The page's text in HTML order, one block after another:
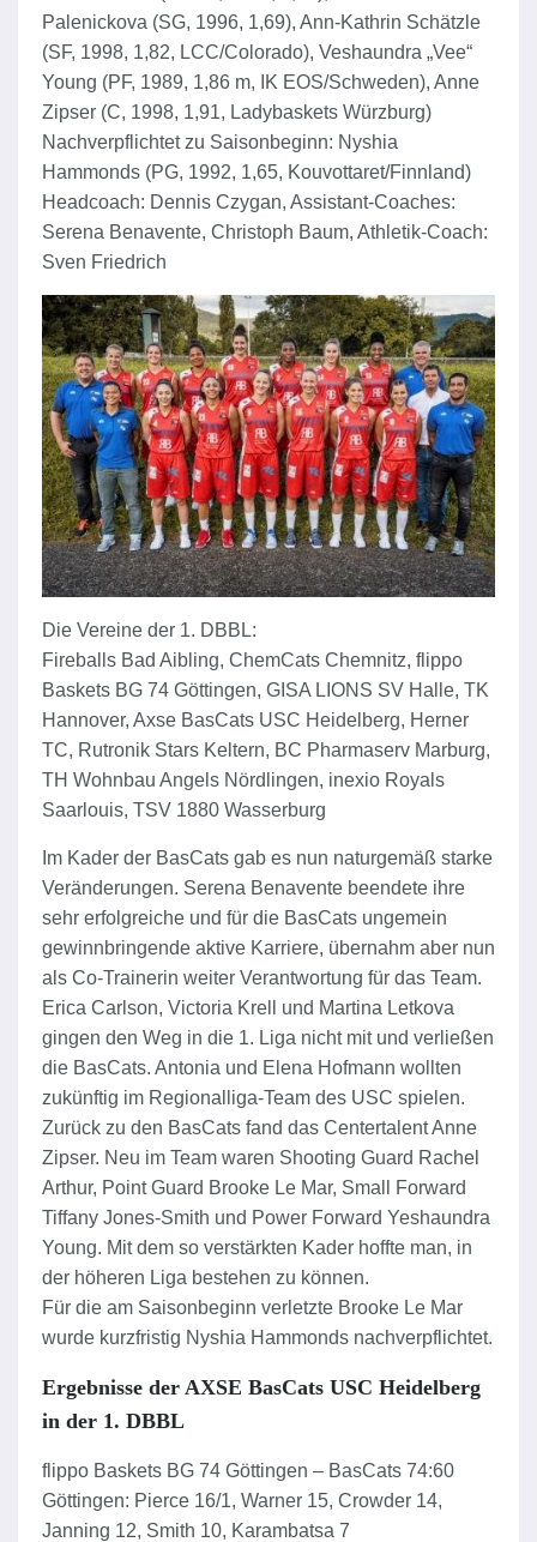
Palenickova (SG, 1996, 1,69), Ann-Kathrin Schätzle
(SF, 1998, 1,82, LCC/Colorado), Veshaundra „Vee“
Young (PF, 1989, 1,86 m, IK EOS/Schweden), Anne
Zipser (C, 1998, 1,91, Ladybaskets Würzburg)
Nachverpflichtet zu Saisonbeginn: Nyshia
Hammonds (PG, 1992, 1,65, Kouvottaret/Finnland)
Headcoach: Dennis Czygan, Assistant-Coaches:
Serena Benavente, Christoph Baum, Athletik-Coach:
Sven Friedrich
Die Vereine der 1. DBBL:
Fireballs Bad Aibling, ChemCats Chemnitz, flippo
Baskets BG 74 Göttingen, GISA LIONS SV Halle, TK
Hannover, Axse BasCats USC Heidelberg, Herner
TC, Rutronik Stars Keltern, BC Pharmaserv Marburg,
TH Wohnbau Angels Nördlingen, inexio Royals
Saarlouis, TSV 1880 Wasserburg
Im Kader der BasCats gab es nun naturgemäß starke
Veränderungen. Serena Benavente beendete ihre
sehr erfolgreiche und für die BasCats ungemein
gewinnbringende aktive Karriere, übernahm aber nun
als Co-Trainerin weiter Verantwortung für das Team.
Erica Carlson, Victoria Krell und Martina Letkova
gingen den Weg in die 1. Liga nicht mit und verließen
die BasCats. Antonia und Elena Hofmann wollten
zukünftig im Regionalliga-Team des USC spielen.
Zurück zu den BasCats fand das Centertalent Anne
Zipser. Neu im Team waren Shooting Guard Rachel
Arthur, Point Guard Brooke Le Mar, Small Forward
Tiffany Jones-Smith und Power Forward Yeshaundra
Young. Mit dem so verstärkten Kader hoffte man, in
der höheren Liga bestehen zu können.
Für die am Saisonbeginn verletzte Brooke Le Mar
wurde kurzfristig Nyshia Hammonds nachverpflichtet.
Ergebnisse der AXSE BasCats USC Heidelberg
in der 1. DBBL
flippo Baskets BG 74 Göttingen – BasCats 74:60
Göttingen: Pierce 16/1, Warner 15, Crowder 14,
Janning 12, Smith 10, Karambatsa 7